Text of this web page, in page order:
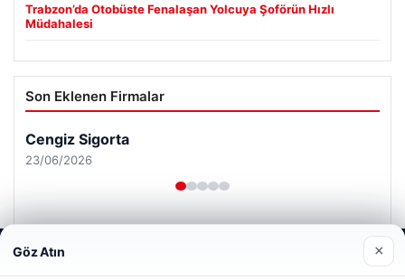
Trabzon’da Otobüste Fenalaşan Yolcuya Şoförün Hızlı
Müdahalesi
Son Eklenen Firmalar
Cengiz Sigorta
23/06/2026
Web sitemizi nasıl kullandığınızı daha iyi anlayabilmek,
deneyiminizi kişiselleştirmek ve geliştirmek amacıyla çerezler
Göz Atın ×